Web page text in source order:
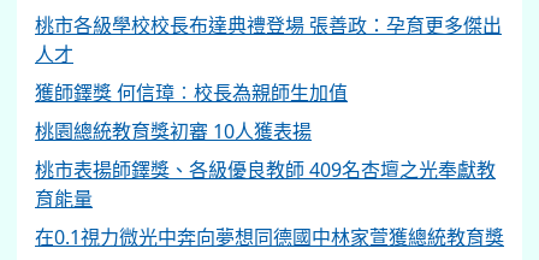
桃市各級學校校長布達典禮登場 張善政：孕育更多傑出
人才
獲師鐸獎 何信璋︰校長為親師生加值
桃園總統教育獎初審 10人獲表揚
桃市表揚師鐸獎、各級優良教師 409名杏壇之光奉獻教
育能量
在0.1視力微光中奔向夢想同德國中林家萱獲總統教育獎